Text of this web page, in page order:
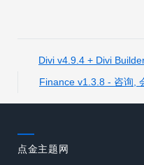
Divi v4.9.4 + Divi
Finance v1.3.8 - 咨询,
点金主题网